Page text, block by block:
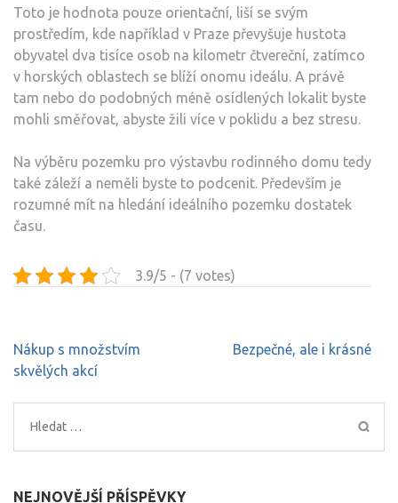
Toto je hodnota pouze orientační, liší se svým
prostředím, kde například v Praze převyšuje hustota
obyvatel dva tisíce osob na kilometr čtvereční, zatímco
v horských oblastech se blíží onomu ideálu. A právě
tam nebo do podobných méně osídlených lokalit byste
mohli směřovat, abyste žili více v poklidu a bez stresu.
Na výběru pozemku pro výstavbu rodinného domu tedy
také záleží a neměli byste to podcenit. Především je
rozumné mít na hledání ideálního pozemku dostatek
času.
3.9/5 - (7 votes)
Navigace
pro
Nákup s množstvím
skvělých akcí
Bezpečné, ale i krásné
Vyhledávání
NEJNOVĚJŠÍ PŘÍSPĚVKY